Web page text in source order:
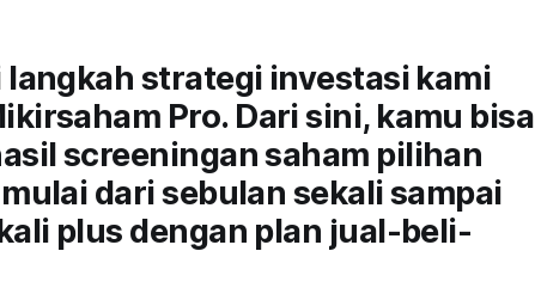
strategi investasi kami
Pro. Dari sini, kamu bisa
screeningan saham pilihan
dari sebulan sekali sampai
plus dengan plan jual-beli-